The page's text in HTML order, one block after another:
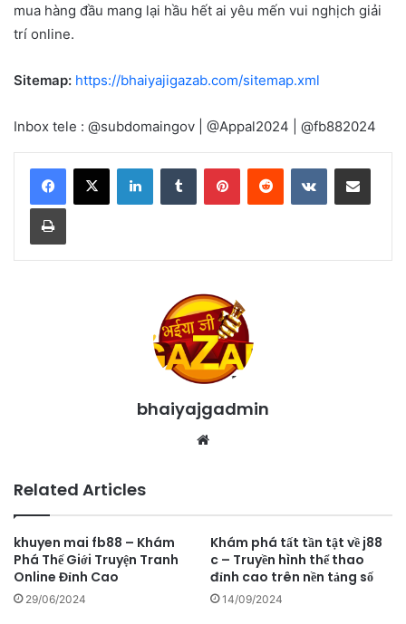
mua hàng đầu mang lại hầu hết ai yêu mến vui nghịch giải
trí online.
Sitemap: https://bhaiyajigazab.com/sitemap.xml
Inbox tele : @subdomaingov | @Appal2024 | @fb882024
LinkedInTumblr PinterestReddit VKontakteShare via Email
Print
bhaiyajgadmin
Related Articles
khuyen mai fb88 – Khám
Phá Thế Giới Truyện Tranh
Online Đỉnh Cao
29/06/2024
Khám phá tất tần tật về j88
c – Truyền hình thể thao
đỉnh cao trên nền tảng số
14/09/2024